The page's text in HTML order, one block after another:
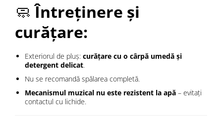
🧼Întreținere și
curățare:
Exteriorul de pluș: curățare cu o cârpă umedă și
detergent delicat.
Nu se recomandă spălarea completă.
Mecanismul muzical nu este rezistent la apă – evitați
contactul cu lichide.